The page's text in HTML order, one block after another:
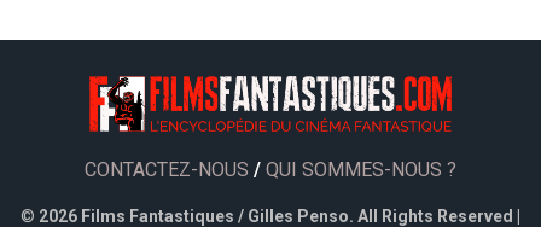
CONTACTEZ-NOUS / QUI SOMMES-NOUS ?
© 2026 Films Fantastiques / Gilles Penso. All Rights Reserved |